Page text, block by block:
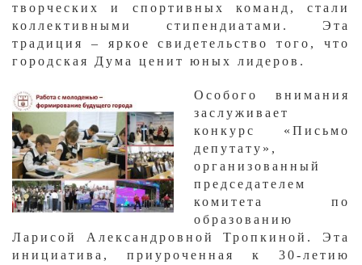
творческ​их и спортивных команд, стали
коллективными стипендиатами. Эта
традиция – яркое свидетельство того, что
городская Дума ценит юных лидеров.​
Особого внимания
заслуживает
конкурс «Письмо
депутату»,
организованный
председателем
комитета по
образованию
Ларисой Александровной Тропкиной. Эта
инициатива, приуроченная к 30-летию